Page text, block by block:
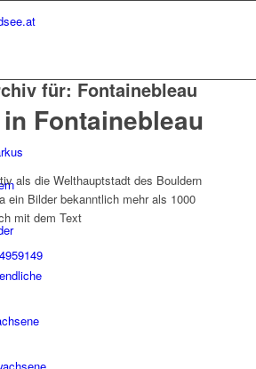
für: Fontainebleau
Fontainebleau
als die Welthauptstadt des Bouldern
ein Bilder bekanntlich mehr als 1000
mit dem Text